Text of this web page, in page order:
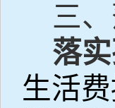
三
落
生活